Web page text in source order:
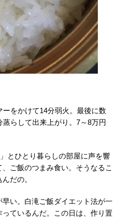
をかけて14分弱火。最後に数
らして出来上がり。7～8万円
とひとり暮らしの部屋に声を響
ご飯のつまみ食い。そうなるこ
だの。
い。白滝ご飯ダイエット法が一
ているんだ。この日は、作り置